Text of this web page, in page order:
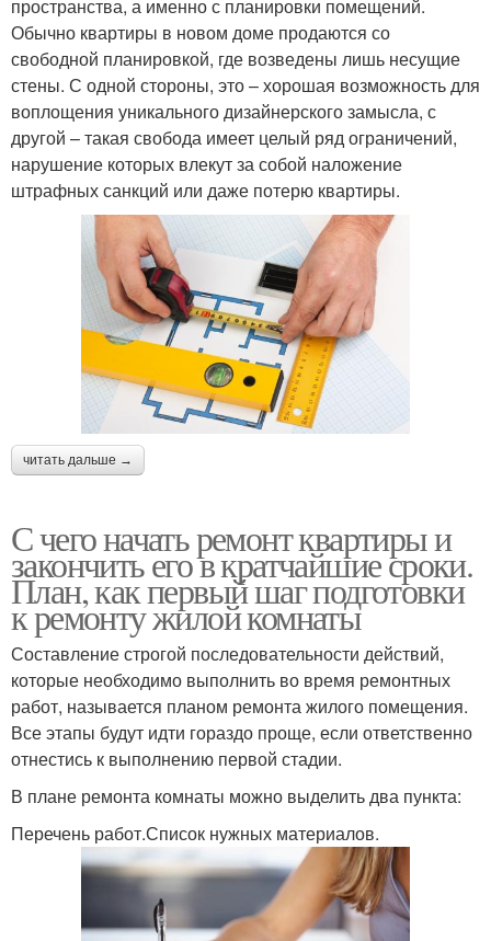
пространства, а именно с планировки помещений.
Обычно квартиры в новом доме продаются со
свободной планировкой, где возведены лишь несущие
стены. С одной стороны, это – хорошая возможность для
воплощения уникального дизайнерского замысла, с
другой – такая свобода имеет целый ряд ограничений,
нарушение которых влекут за собой наложение
штрафных санкций или даже потерю квартиры.
читать дальше →
С чего начать ремонт квартиры и
закончить его в кратчайшие сроки.
План, как первый шаг подготовки
к ремонту жилой комнаты
Составление строгой последовательности действий,
которые необходимо выполнить во время ремонтных
работ, называется планом ремонта жилого помещения.
Все этапы будут идти гораздо проще, если ответственно
отнестись к выполнению первой стадии.
В плане ремонта комнаты можно выделить два пункта:
Перечень работ.Список нужных материалов.